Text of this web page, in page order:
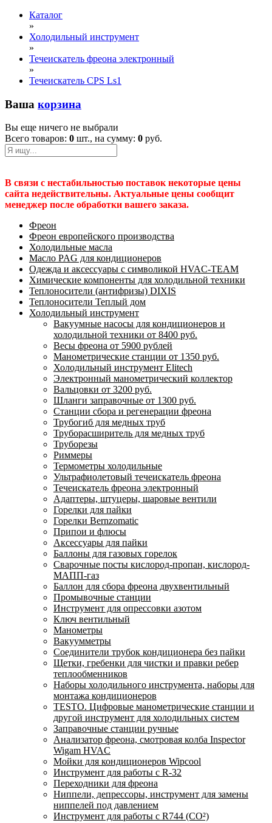
Каталог
»
Холодильный инструмент
»
Течеискатель фреона электронный
»
Течеискатель CPS Ls1
Ваша корзина
Вы еще ничего не выбрали
Всего товаров: 0 шт., на сумму: 0 руб.
В связи с нестабильностью поставок некоторые цены
сайта недействительны. Актуальные цены сообщит
менеджер после обработки вашего заказа.
Фреон
Фреон европейского производства
Холодильные масла
Масло PAG для кондиционеров
Одежда и аксессуары с символикой HVAC-TEAM
Химические компоненты для холодильной техники
Теплоносители (антифризы) DIXIS
Теплоносители Теплый дом
Холодильный инструмент
Вакуумные насосы для кондиционеров и
холодильной техники от 8400 руб.
Весы фреона от 5900 рублей
Манометрические станции от 1350 руб.
Холодильный инструмент Elitech
Электронный манометрический коллектор
Вальцовки от 3200 руб.
Шланги заправочные от 1300 руб.
Станции сбора и регенерации фреона
Трубогиб для медных труб
Труборасширитель для медных труб
Труборезы
Риммеры
Термометры холодильные
Ультрафиолетовый течеискатель фреона
Течеискатель фреона электронный
Адаптеры, штуцеры, шаровые вентили
Горелки для пайки
Горелки Bernzomatic
Припои и флюсы
Аксессуары для пайки
Баллоны для газовых горелок
Сварочные посты кислород-пропан, кислород-
МАПП-газ
Баллон для сбора фреона двухвентильный
Промывочные станции
Инструмент для опрессовки азотом
Ключ вентильный
Манометры
Вакуумметры
Соединители трубок кондиционера без пайки
Щетки, гребенки для чистки и правки ребер
теплообменников
Наборы холодильного инструмента, наборы для
монтажа кондиционеров
TESTO. Цифровые манометрические станции и
другой инструмент для холодильных систем
Заправочные станции ручные
Анализатор фреона, смотровая колба Inspector
Wigam HVAC
Мойки для кондиционеров Wipcool
Инструмент для работы с R-32
Переходники для фреона
Ниппели, депрессоры, инструмент для замены
ниппелей под давлением
Инструмент для работы с R744 (CO²)